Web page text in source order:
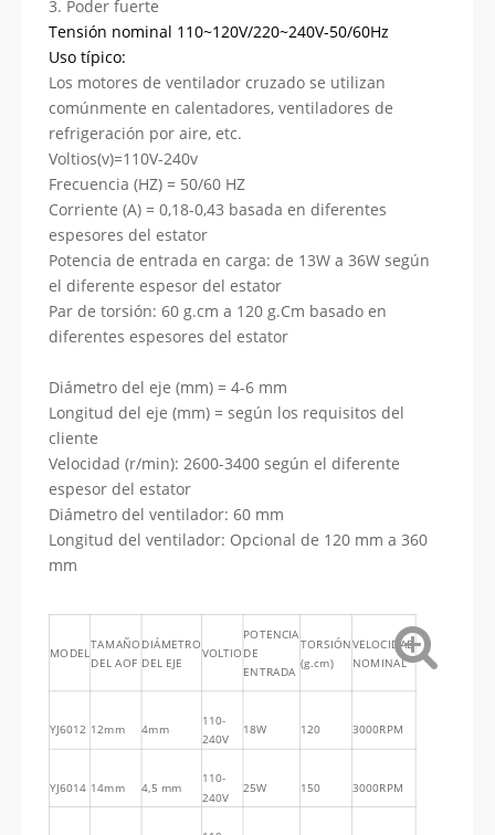
3. Poder fuerte
Tensión nominal 110~120V/220~240V-50/60Hz
Uso típico:
Los motores de ventilador cruzado se utilizan
comúnmente en calentadores, ventiladores de
refrigeración por aire, etc.
Voltios(v)=110V-240v
Frecuencia (HZ) = 50/60 HZ
Corriente (A) = 0,18-0,43 basada en diferentes
espesores del estator
Potencia de entrada en carga: de 13W a 36W según
el diferente espesor del estator
Par de torsión: 60 g.cm a 120 g.Cm basado en
diferentes espesores del estator
Diámetro del eje (mm) = 4-6 mm
Longitud del eje (mm) = según los requisitos del
cliente
Velocidad (r/min): 2600-3400 según el diferente
espesor del estator
Diámetro del ventilador: 60 mm
Longitud del ventilador: Opcional de 120 mm a 360
mm
MODEL
TAMAÑO
DEL AOF
DIÁMETRO
DEL EJE
VOLTIO
POTENCIA
DE
ENTRADA
TORSIÓN
(g.cm)
VELOCIDAD
NOMINAL
YJ6012 12mm 4mm
110-
240V
18W 120 3000RPM
YJ6014 14mm 4,5 mm
110-
240V
25W 150 3000RPM